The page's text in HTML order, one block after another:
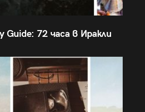
Guide: 72 часа в Иракли